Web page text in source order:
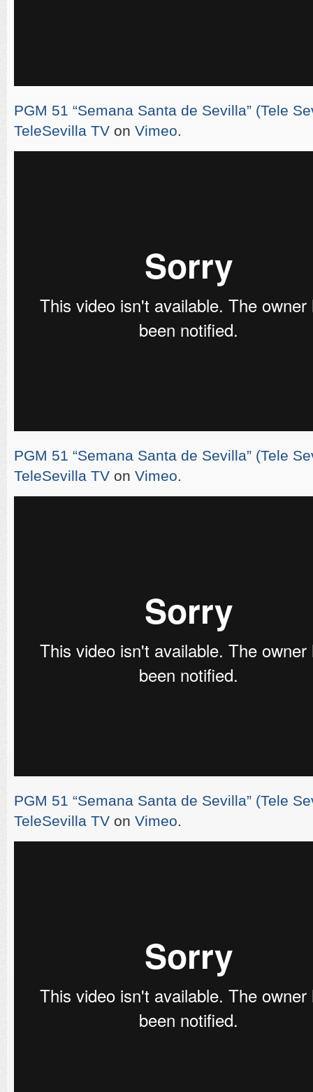
PGM 51 “Semana Santa de Sevilla” (Tele
TeleSevilla TV on Vimeo.
PGM 51 “Semana Santa de Sevilla” (Tele
TeleSevilla TV on Vimeo.
PGM 51 “Semana Santa de Sevilla” (Tele
TeleSevilla TV on Vimeo.